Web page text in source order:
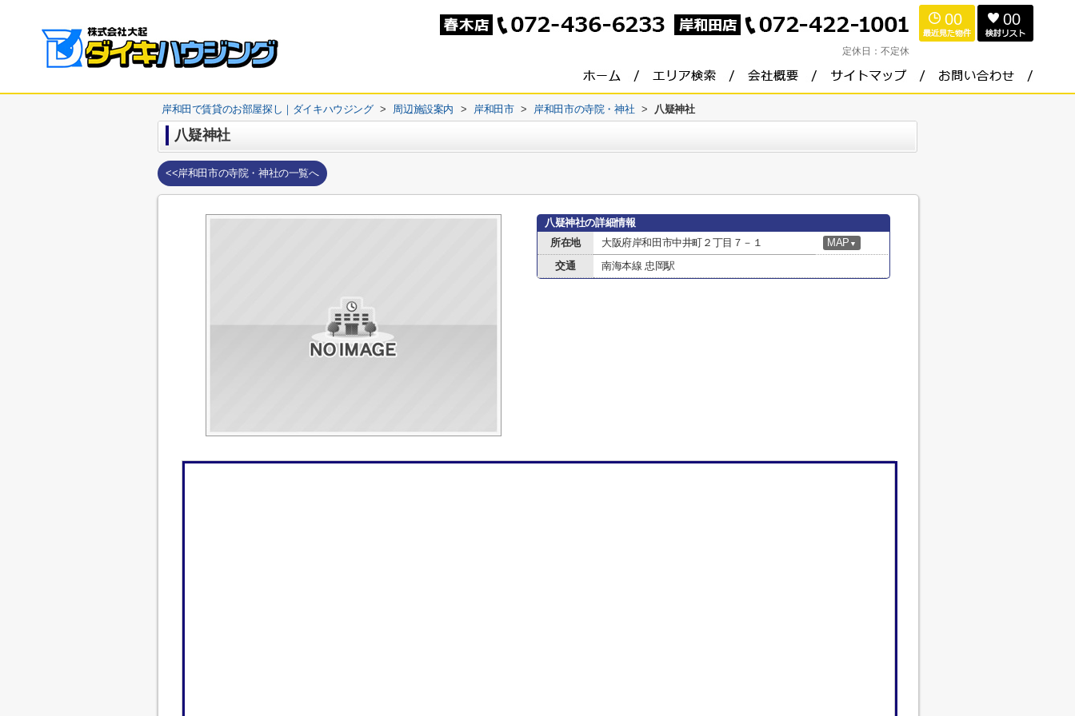
定休日： 不定休
00 00
岸和田で賃貸のお部屋探し｜ダイキハウジング > 周辺施設案内 > 岸和田市 > 岸和田市の寺院・神社 > 八疑神社
八疑神社
<<岸和田市の寺院・神社の一覧へ
八疑神社の詳細情報
所在地
大阪府岸和田市中井町２丁目７－１ MAP ▼
交通 南海本線 忠岡駅